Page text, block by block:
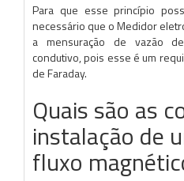
Para que esse princípio
necessário que o Medidor
a mensuração de vazão
condutivo, pois esse é um
de Faraday.
Quais são as
instalação de
fluxo